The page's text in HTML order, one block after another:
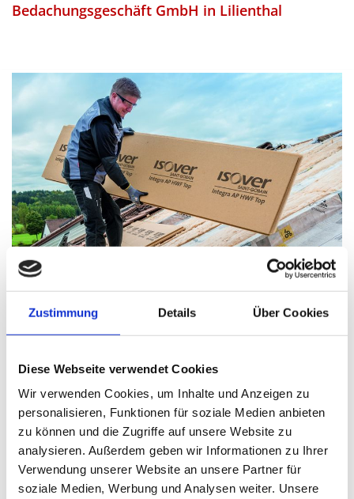
Zustimmung Details Über Cookies
Diese Webseite verwendet Cookies
Wir verwenden Cookies, um Inhalte und Anzeigen zu
personalisieren, Funktionen für soziale Medien anbieten
zu können und die Zugriffe auf unsere Website zu
analysieren. Außerdem geben wir Informationen zu Ihrer
Verwendung unserer Website an unsere Partner für
soziale Medien, Werbung und Analysen weiter. Unsere
Bedachungsgeschäft GmbH in Lilienthal
Das Dach ist der obere Abschluss eines Gebäudes und
schützt vor der Witterung. Seine Gestaltung ist
prägend für das gesamte Bauwerk und abhängig von
klimatischen Bedingungen, Baustoffen und Baustilen.
Von einem Steildach spricht man bei über 22°
Dachneigung. Gelegentlich wird der Begriff Steildach
auch synonym zu geneigtem Dach benutzt. Dann